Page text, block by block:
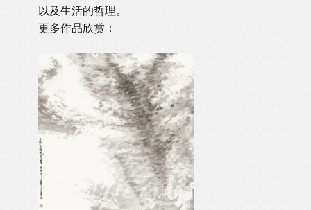
以及生活的哲理。
更多作品欣赏：